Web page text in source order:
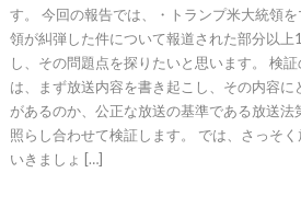
す。 今回の報告では、・トランプ米大統領
領が糾弾した件について報道された部分以上
し、その問題点を探りたいと思います。 検
は、まず放送内容を書き起こし、その内容に
があるのか、公正な放送の基準である放送法
照らし合わせて検証します。 では、さっそ
いきましょ […]